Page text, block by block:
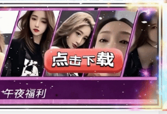
展开菜单
：从零到一的聊天进
/ 同城交友专题